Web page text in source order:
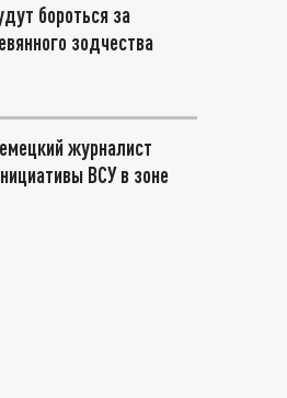
бороться за
зодчества
журналист
ВСУ в зоне